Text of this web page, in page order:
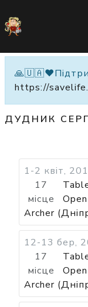
https://
ДУДНИК
1-2 квіт,
17
місце
Archer
12-13 бер,
17
місце
Archer